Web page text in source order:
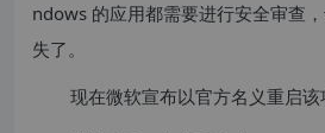
ndows 的应用都需要进行安全审查
失了。
现在微软宣布以官方名义重启该